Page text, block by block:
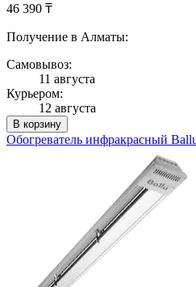
46 390 ₸
Получение в Алматы:
Самовывоз:
11 августа
Курьером:
12 августа
В корзину
Обогреватель инфракрасный